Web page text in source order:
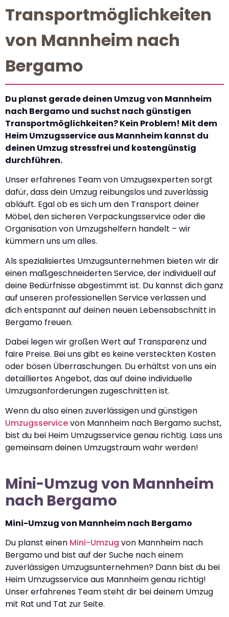
Transportmöglichkeiten
von Mannheim nach
Bergamo
Du planst gerade deinen Umzug von Mannheim
nach Bergamo und suchst nach günstigen
Transportmöglichkeiten? Kein Problem! Mit dem
Heim Umzugsservice aus Mannheim kannst du
deinen Umzug stressfrei und kostengünstig
durchführen.
Unser erfahrenes Team von Umzugsexperten sorgt
dafür, dass dein Umzug reibungslos und zuverlässig
abläuft. Egal ob es sich um den Transport deiner
Möbel, den sicheren Verpackungsservice oder die
Organisation von Umzugshelfern handelt – wir
kümmern uns um alles.
Als spezialisiertes Umzugsunternehmen bieten wir dir
einen maßgeschneiderten Service, der individuell auf
deine Bedürfnisse abgestimmt ist. Du kannst dich ganz
auf unseren professionellen Service verlassen und
dich entspannt auf deinen neuen Lebensabschnitt in
Bergamo freuen.
Dabei legen wir großen Wert auf Transparenz und
faire Preise. Bei uns gibt es keine versteckten Kosten
oder bösen Überraschungen. Du erhältst von uns ein
detailliertes Angebot, das auf deine individuelle
Umzugsanforderungen zugeschnitten ist.
Wenn du also einen zuverlässigen und günstigen
Umzugsservicevon Mannheim nach Bergamo suchst,
bist du bei Heim Umzugsservice genau richtig. Lass uns
gemeinsam deinen Umzugstraum wahr werden!
Mini-Umzug von Mannheim
nach Bergamo
Mini-Umzug von Mannheim nach Bergamo
Du planst einen Mini-Umzug von Mannheim nach
Bergamo und bist auf der Suche nach einem
zuverlässigen Umzugsunternehmen? Dann bist du bei
Heim Umzugsservice aus Mannheim genau richtig!
Unser erfahrenes Team steht dir bei deinem Umzug
mit Rat und Tat zur Seite.